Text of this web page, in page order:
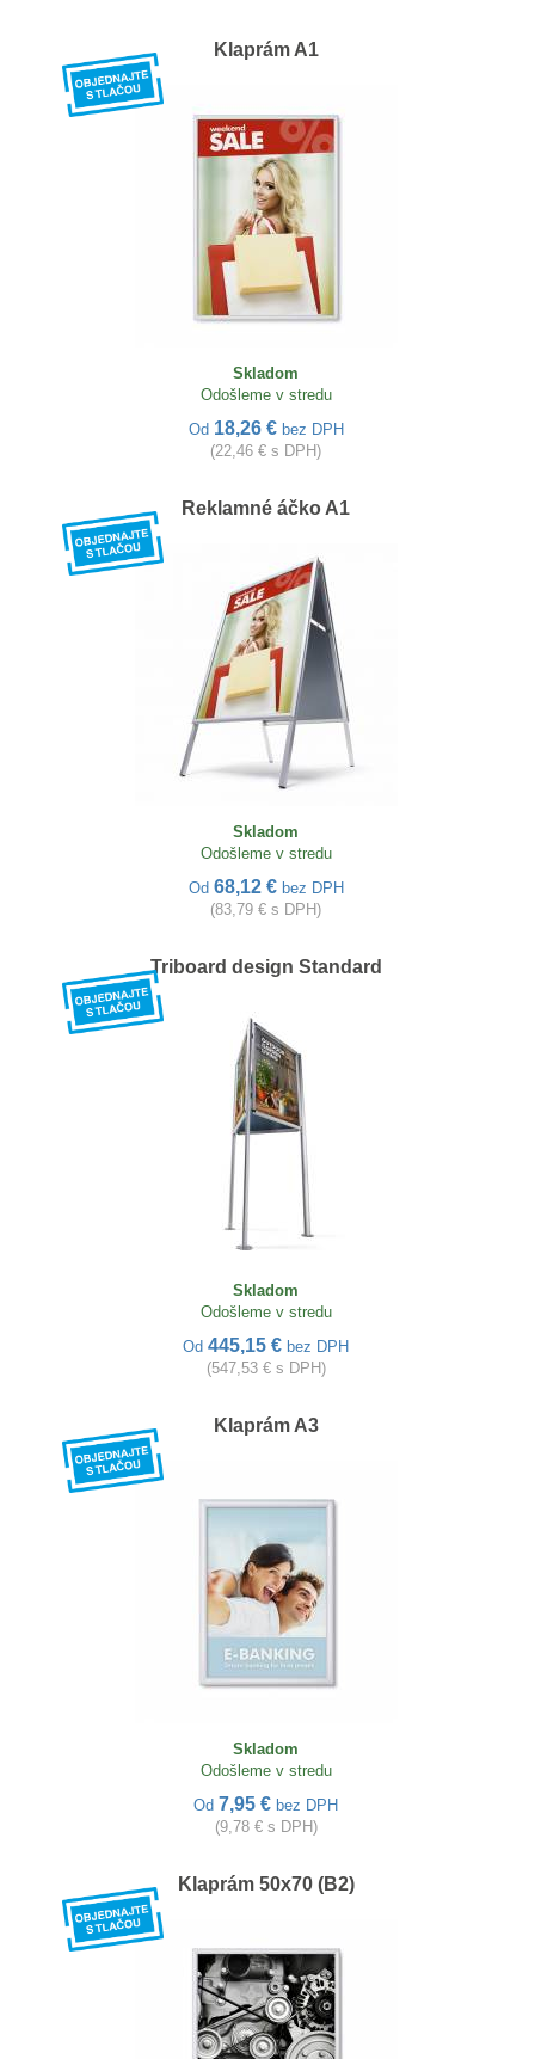
Klaprám A1
Skladom
Odošleme v stredu
Od 18,26 € bez DPH
(22,46 € s DPH)
Reklamné áčko A1
Skladom
Odošleme v stredu
Od 68,12 € bez DPH
(83,79 € s DPH)
Triboard design Standard
Skladom
Odošleme v stredu
Od 445,15 € bez DPH
(547,53 € s DPH)
Klaprám A3
Skladom
Odošleme v stredu
Od 7,95 € bez DPH
(9,78 € s DPH)
Klaprám 50x70 (B2)